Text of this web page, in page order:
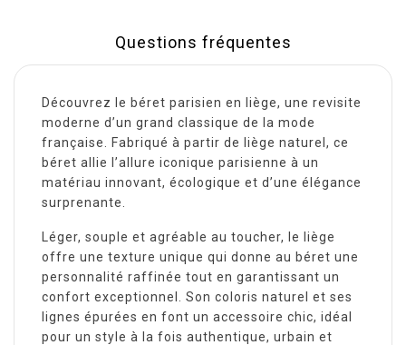
Questions fréquentes
Découvrez le béret parisien en liège, une revisite
moderne d’un grand classique de la mode
française. Fabriqué à partir de liège naturel, ce
béret allie l’allure iconique parisienne à un
matériau innovant, écologique et d’une élégance
surprenante.
Léger, souple et agréable au toucher, le liège
offre une texture unique qui donne au béret une
personnalité raffinée tout en garantissant un
confort exceptionnel. Son coloris naturel et ses
lignes épurées en font un accessoire chic, idéal
pour un style à la fois authentique, urbain et